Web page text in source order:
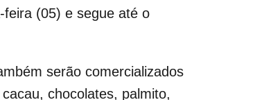
(05) e segue até o
serão comercializados
chocolates, palmito,